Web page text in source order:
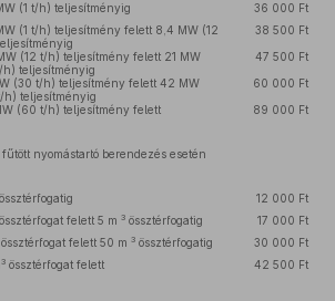
(1 t/h) teljesítményig
36 000 Ft
(1 t/h) teljesítmény felett 8,4 MW (12
38 500 Ft
(12 t/h) teljesítmény felett 21 MW
h) teljesítményig
47 500 Ft
(30 t/h) teljesítmény felett 42 MW
h) teljesítményig
60 000 Ft
(60 t/h) teljesítmény felett 89 000 Ft
fűtött nyomástartó berendezés esetén
12 000 Ft
felett 5 m 3össztérfogatig
17 000 Ft
felett 50 m 3össztérfogatig
30 000 Ft
3össztérfogat felett 42 500 Ft